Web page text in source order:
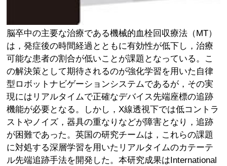
脳卒中の主要な治療である機械的血栓回収療法（MT）
は，発症後の時間経過とともに有効性が低下し，治療
可能な患者の割合が低いことが課題となっている。こ
の解決策として期待されるのが強化学習を用いた自律
型ロボットナビゲーションシステムであるが，その実
現にはリアルタイムで正確なデバイス先端座標の追跡
機能が必要となる。しかし，X線透視下では低コントラ
ストやノイズ，器具の重なりなどが障害となり，追跡
が困難であった。英国の研究チームは，これらの課題
に対処する深層学習を用いたリアルタイムのカテーテ
ル先端追跡手法を開発した。本研究成果はInternational